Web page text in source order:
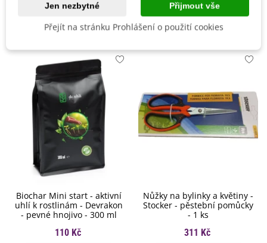
Biochar Mini start - aktivní
uhlí k rostlinám - Devrakon
- pevné hnojivo - 300 ml
110 Kč
Nůžky na bylinky a květiny -
Stocker - pěstební pomůcky
- 1 ks
311 Kč
Jen nezbytné Přijmout vše
Přejít na stránku Prohlášení o použití cookies